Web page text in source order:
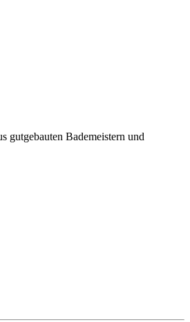
gutgebauten Bademeistern und